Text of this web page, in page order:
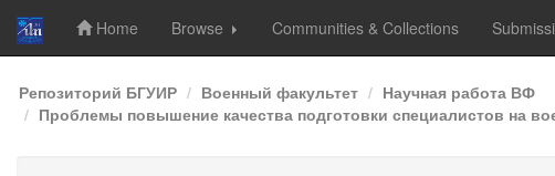
Skip
navigation
Home Browse Communities & Collections
Репозиторий БГУИР Военный факультет
Научная работа ВФ
Проблемы повышение качества подготовки специалистов на